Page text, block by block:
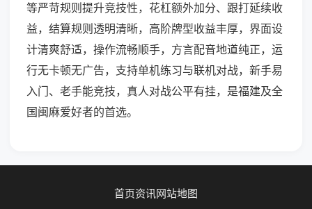
等严苛规则提升竞技性，花杠额外加分、跟打延续收
益，结算规则透明清晰，高阶牌型收益丰厚，界面设
计清爽舒适，操作流畅顺手，方言配音地道纯正，运
行无卡顿无广告，支持单机练习与联机对战，新手易
入门、老手能竞技，真人对战公平有挂，是福建及全
国闽麻爱好者的首选。
首页资讯网站地图